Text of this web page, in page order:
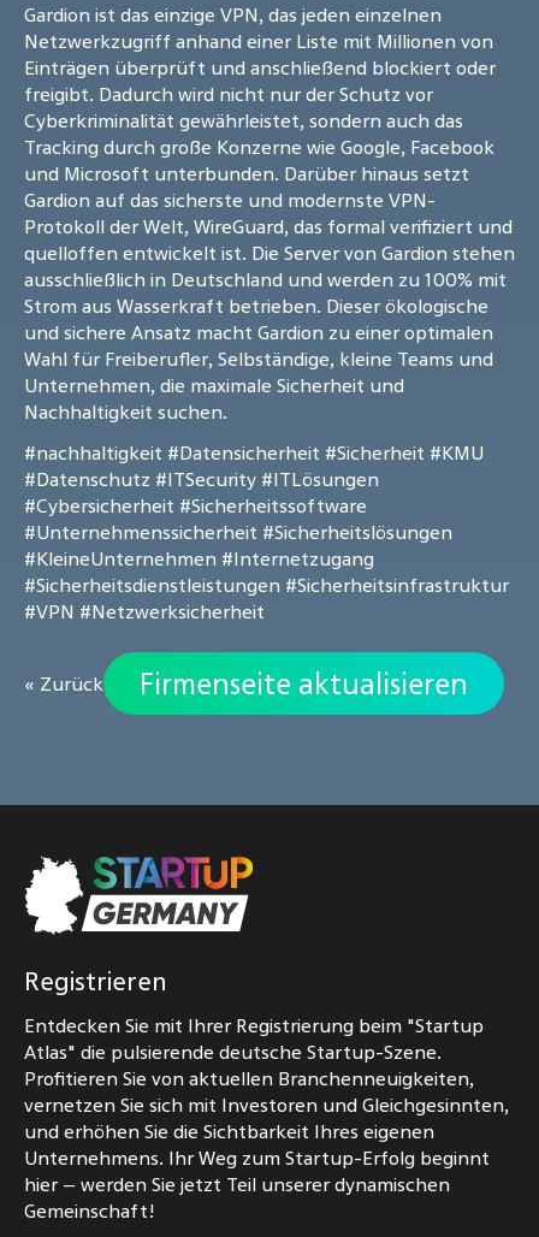
Gardion ist das einzige VPN, das jeden einzelnen
Netzwerkzugriff anhand einer Liste mit Millionen von
Einträgen überprüft und anschließend blockiert oder
freigibt. Dadurch wird nicht nur der Schutz vor
Cyberkriminalität gewährleistet, sondern auch das
Tracking durch große Konzerne wie Google, Facebook
und Microsoft unterbunden. Darüber hinaus setzt
Gardion auf das sicherste und modernste VPN-
Protokoll der Welt, WireGuard, das formal verifiziert und
quelloffen entwickelt ist. Die Server von Gardion stehen
ausschließlich in Deutschland und werden zu 100% mit
Strom aus Wasserkraft betrieben. Dieser ökologische
und sichere Ansatz macht Gardion zu einer optimalen
Wahl für Freiberufler, Selbständige, kleine Teams und
Unternehmen, die maximale Sicherheit und
Nachhaltigkeit suchen.
#nachhaltigkeit #Datensicherheit #Sicherheit #KMU
#Datenschutz #ITSecurity #ITLösungen
#Cybersicherheit #Sicherheitssoftware
#Unternehmenssicherheit #Sicherheitslösungen
#KleineUnternehmen #Internetzugang
#Sicherheitsdienstleistungen #Sicherheitsinfrastruktur
#VPN #Netzwerksicherheit
« Zurück Firmenseite aktualisieren
Registrieren
Entdecken Sie mit Ihrer Registrierung beim "Startup
Atlas" die pulsierende deutsche Startup-Szene.
Profitieren Sie von aktuellen Branchenneuigkeiten,
vernetzen Sie sich mit Investoren und Gleichgesinnten,
und erhöhen Sie die Sichtbarkeit Ihres eigenen
Unternehmens. Ihr Weg zum Startup-Erfolg beginnt
hier – werden Sie jetzt Teil unserer dynamischen
Gemeinschaft!